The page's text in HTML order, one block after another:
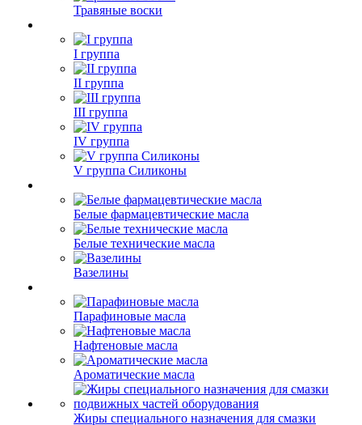
Травяные воски
I группа
II группа
III группа
IV группа
V группа Силиконы
Белые фармацевтические масла
Белые технические масла
Вазелины
Парафиновые масла
Нафтеновые масла
Ароматические масла
Жиры специального назначения для смазки